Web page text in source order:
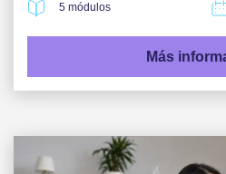
5 módulos
Más